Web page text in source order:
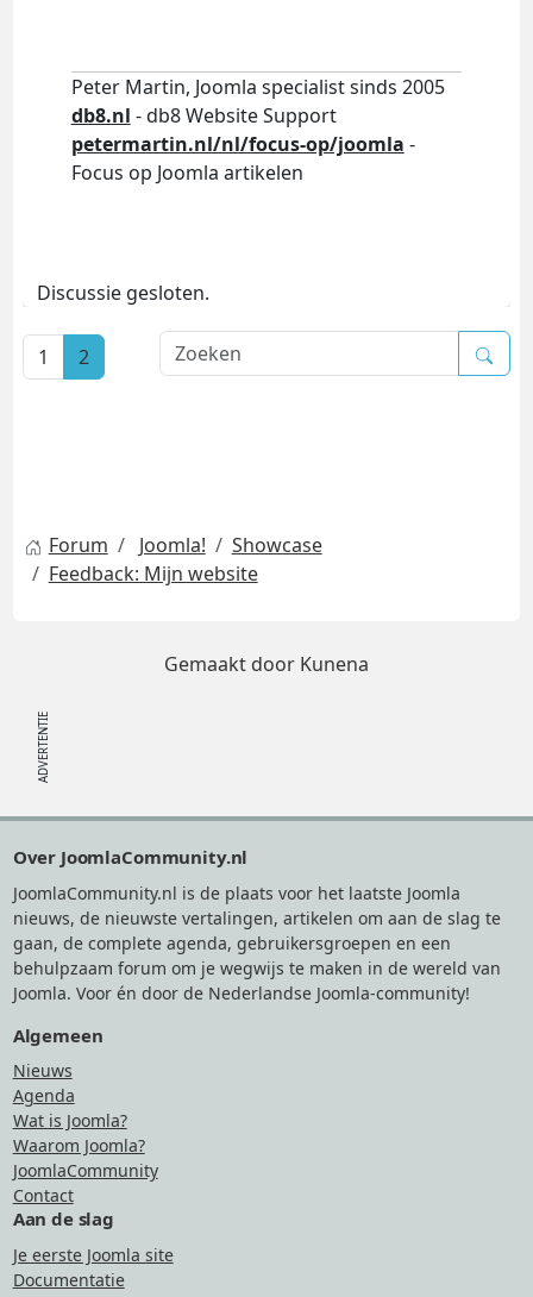
Peter Martin, Joomla specialist sinds 2005
db8.nl - db8 Website Support
petermartin.nl/nl/focus-op/joomla -
Focus op Joomla artikelen
Discussie gesloten.
1 2
Forum Joomla!
Showcase
Feedback: Mijn website
Gemaakt door Kunena
Over JoomlaCommunity.nl
JoomlaCommunity.nl is de plaats voor het laatste Joomla
nieuws, de nieuwste vertalingen, artikelen om aan de slag te
gaan, de complete agenda, gebruikersgroepen en een
behulpzaam forum om je wegwijs te maken in de wereld van
Joomla. Voor én door de Nederlandse Joomla-community!
Algemeen
Nieuws
Agenda
Wat is Joomla?
Waarom Joomla?
JoomlaCommunity
Contact
Aan de slag
Je eerste Joomla site
Documentatie